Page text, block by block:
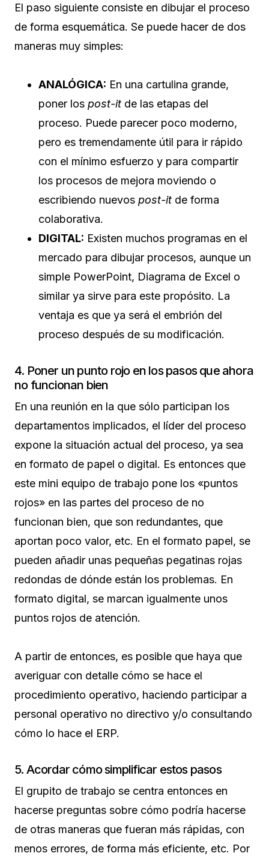
El paso siguiente consiste en dibujar el proceso
de forma esquemática. Se puede hacer de dos
maneras muy simples:
ANALÓGICA: En una cartulina grande,
poner los post-it de las etapas del
proceso. Puede parecer poco moderno,
pero es tremendamente útil para ir rápido
con el mínimo esfuerzo y para compartir
los procesos de mejora moviendo o
escribiendo nuevos post-it de forma
colaborativa.
DIGITAL: Existen muchos programas en el
mercado para dibujar procesos, aunque un
simple PowerPoint, Diagrama de Excel o
similar ya sirve para este propósito. La
ventaja es que ya será el embrión del
proceso después de su modificación.
4. Poner un punto rojo en los pasos que ahora
no funcionan bien
En una reunión en la que sólo participan los
departamentos implicados, el líder del proceso
expone la situación actual del proceso, ya sea
en formato de papel o digital. Es entonces que
este mini equipo de trabajo pone los «puntos
rojos» en las partes del proceso de no
funcionan bien, que son redundantes, que
aportan poco valor, etc. En el formato papel, se
pueden añadir unas pequeñas pegatinas rojas
redondas de dónde están los problemas. En
formato digital, se marcan igualmente unos
puntos rojos de atención.
A partir de entonces, es posible que haya que
averiguar con detalle cómo se hace el
procedimiento operativo, haciendo participar a
personal operativo no directivo y/o consultando
cómo lo hace el ERP.
5. Acordar cómo simplificar estos pasos
El grupito de trabajo se centra entonces en
hacerse preguntas sobre cómo podría hacerse
de otras maneras que fueran más rápidas, con
menos errores, de forma más eficiente, etc. Por